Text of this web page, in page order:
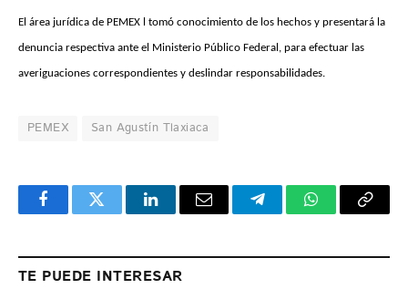
El área jurídica de PEMEX l tomó conocimiento de los hechos y presentará la
denuncia respectiva ante el Ministerio Público Federal, para efectuar las
averiguaciones correspondientes y deslindar responsabilidades.
PEMEX San Agustín Tlaxiaca
FacebookTwitter LinkedInEmail TelegramWhatsApp
Copy
TE PUEDE INTERESAR